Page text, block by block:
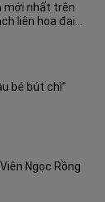
mới nhất trên
liên hoa đại
bé bút chì”
Ngọc Rồng